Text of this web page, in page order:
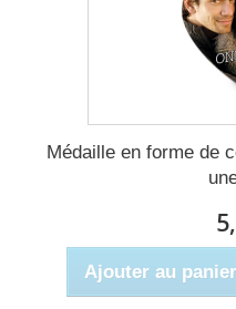
Médaille en forme de
Ajouter au panier